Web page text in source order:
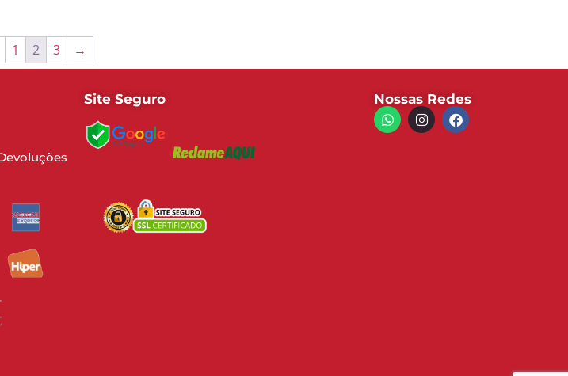
1 2 3 →
Site Seguro Nossas Redes